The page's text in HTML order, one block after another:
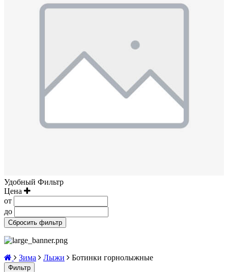
Удобный Фильтр
Цена
от
до
Зима Лыжи Ботинки горнолыжные
Фильтр